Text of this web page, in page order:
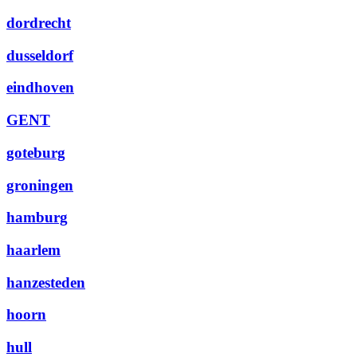
dordrecht
dusseldorf
eindhoven
GENT
goteburg
groningen
hamburg
haarlem
hanzesteden
hoorn
hull